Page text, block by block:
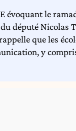
évoquant le
député Nicolas
que les
y